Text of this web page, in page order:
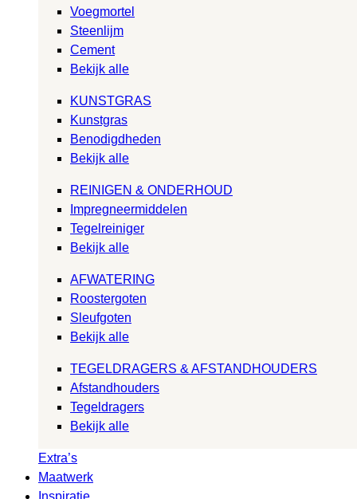
Voegmortel
Steenlijm
Cement
Bekijk alle
KUNSTGRAS
Kunstgras
Benodigdheden
Bekijk alle
REINIGEN & ONDERHOUD
Impregneermiddelen
Tegelreiniger
Bekijk alle
AFWATERING
Roostergoten
Sleufgoten
Bekijk alle
TEGELDRAGERS & AFSTANDHOUDERS
Afstandhouders
Tegeldragers
Bekijk alle
Extra’s
Maatwerk
Inspiratie